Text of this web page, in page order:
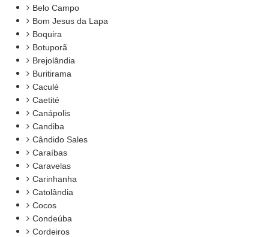
Belo Campo
Bom Jesus da Lapa
Boquira
Botuporã
Brejolândia
Buritirama
Caculé
Caetité
Canápolis
Candiba
Cândido Sales
Caraíbas
Caravelas
Carinhanha
Catolândia
Cocos
Condeúba
Cordeiros